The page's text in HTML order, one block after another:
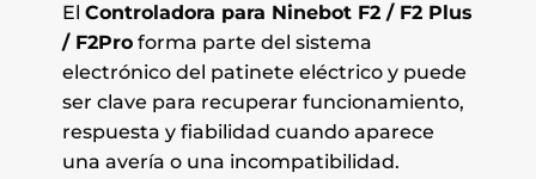
El Controladora para Ninebot F2 / F2 Plus
/ F2Proforma parte del sistema
electrónico del patinete eléctrico y puede
ser clave para recuperar funcionamiento,
respuesta y fiabilidad cuando aparece
una avería o una incompatibilidad.